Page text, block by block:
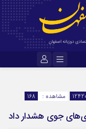
مشاهده : 168
جوی هشدار داد